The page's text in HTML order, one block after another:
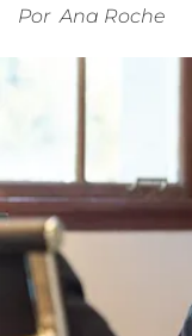
Por Ana Roche